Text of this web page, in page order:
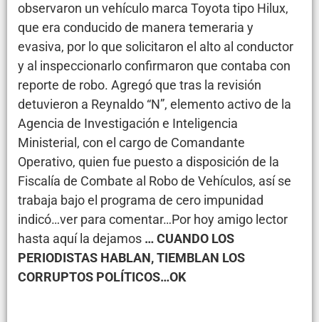
observaron un vehículo marca Toyota tipo Hilux,
que era conducido de manera temeraria y
evasiva, por lo que solicitaron el alto al conductor
y al inspeccionarlo confirmaron que contaba con
reporte de robo. Agregó que tras la revisión
detuvieron a Reynaldo “N”, elemento activo de la
Agencia de Investigación e Inteligencia
Ministerial, con el cargo de Comandante
Operativo, quien fue puesto a disposición de la
Fiscalía de Combate al Robo de Vehículos, así se
trabaja bajo el programa de cero impunidad
indicó…ver para comentar…Por hoy amigo lector
hasta aquí la dejamos … CUANDO LOS
PERIODISTAS HABLAN, TIEMBLAN LOS
CORRUPTOS POLÍTICOS…OK